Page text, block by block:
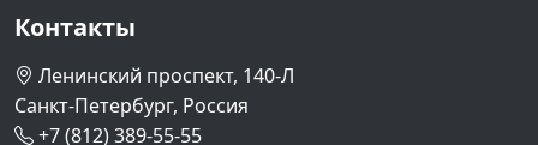
Контакты
Ленинский проспект, 140-Л
Санкт-Петербург, Россия
+7 (812) 389-55-55